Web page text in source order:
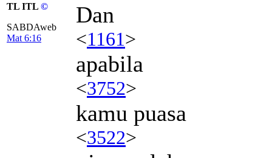
TL ITL ©
SABDAweb
Mat 6:16
Dan
<1161>
apabila
<3752>
kamu puasa
<3522>